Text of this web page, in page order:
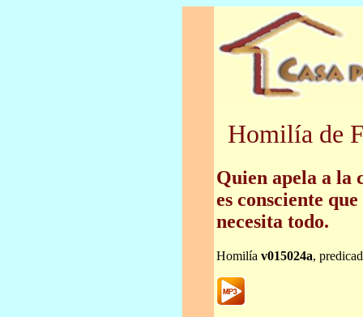
Homilía de
Quien apela a la
es consciente
necesita todo.
Homilía v015024a,